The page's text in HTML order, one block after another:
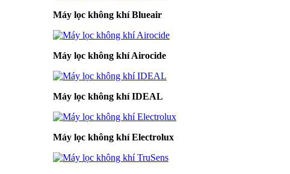
Máy lọc không khí Blueair
Máy lọc không khí Airocide
Máy lọc không khí IDEAL
Máy lọc không khí Electrolux